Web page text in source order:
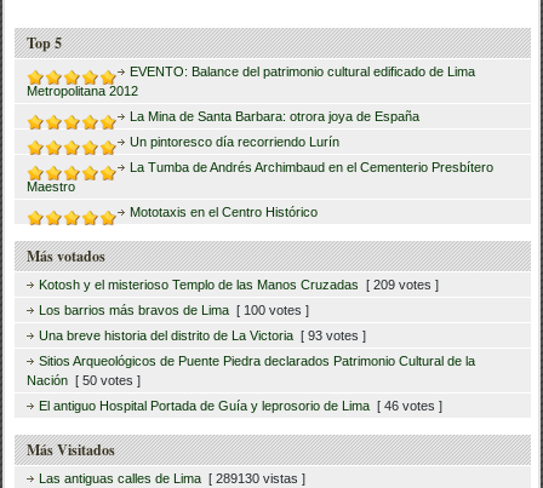
Top 5
EVENTO: Balance del patrimonio cultural edificado de Lima
Metropolitana 2012
La Mina de Santa Barbara: otrora joya de España
Un pintoresco día recorriendo Lurín
La Tumba de Andrés Archimbaud en el Cementerio Presbítero
Maestro
Mototaxis en el Centro Histórico
Más votados
Kotosh y el misterioso Templo de las Manos Cruzadas [ 209 votes ]
Los barrios más bravos de Lima [ 100 votes ]
Una breve historia del distrito de La Victoria [ 93 votes ]
Sitios Arqueológicos de Puente Piedra declarados Patrimonio Cultural de la
Nación [ 50 votes ]
El antiguo Hospital Portada de Guía y leprosorio de Lima [ 46 votes ]
Más Visitados
Las antiguas calles de Lima [ 289130 vistas ]